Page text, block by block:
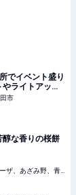
でイベント盛り
ライトアップ
市
醇な香りの桜餅